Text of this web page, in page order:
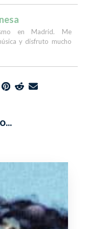
en Madrid. Me
y disfruto mucho